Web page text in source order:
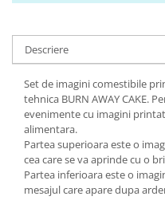
Descriere
Set de imagini comestibile
tehnica BURN AWAY CAKE.
evenimente cu imagini
alimentara.
Partea superioara este o
cea care se va aprinde cu o
Partea inferioara este o
mesajul care apare dupa